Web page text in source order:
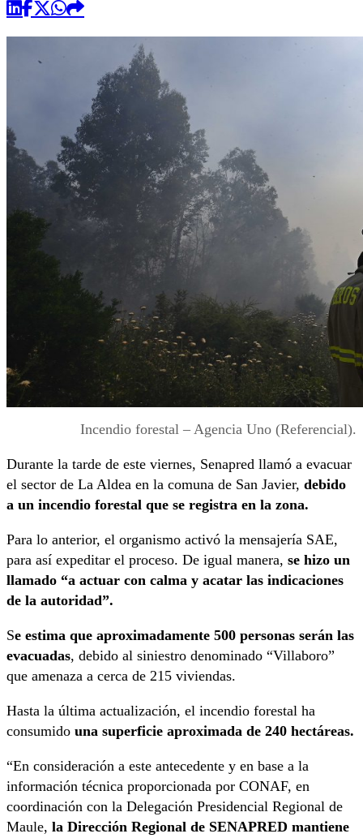
Incendio forestal – Agencia Uno (Referencial).
Durante la tarde de este viernes, Senapred llamó a evacuar
el sector de La Aldea en la comuna de San Javier, debido
a un incendio forestal que se registra en la zona.
Para lo anterior, el organismo activó la mensajería SAE,
para así expeditar el proceso. De igual manera, se hizo un
llamado “a actuar con calma y acatar las indicaciones
de la autoridad”.
Se estima que aproximadamente 500 personas serán las
evacuadas, debido al siniestro denominado “Villaboro”
que amenaza a cerca de 215 viviendas.
Hasta la última actualización, el incendio forestal ha
consumido una superficie aproximada de 240 hectáreas.
“En consideración a este antecedente y en base a la
información técnica proporcionada por CONAF, en
coordinación con la Delegación Presidencial Regional de
Maule, la Dirección Regional de SENAPRED mantiene